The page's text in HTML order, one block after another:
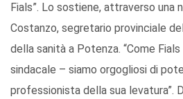
Fials”. Lo sostiene, attraverso una
Costanzo, segretario provinciale
della sanità a Potenza. “Come
sindacale – siamo orgogliosi di
professionista della sua levatura”.